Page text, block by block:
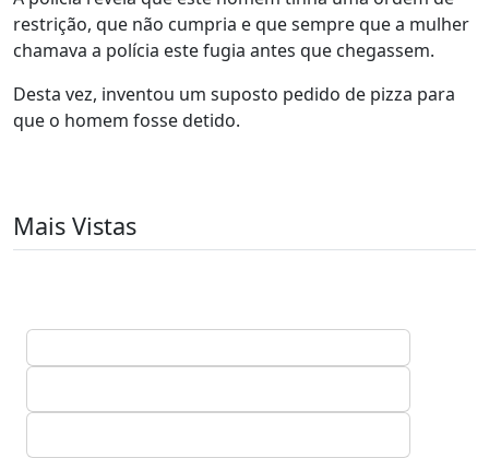
restrição, que não cumpria e que sempre que a mulher
chamava a polícia este fugia antes que chegassem.
Desta vez, inventou um suposto pedido de pizza para
que o homem fosse detido.
Mais Vistas